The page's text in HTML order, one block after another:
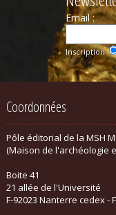
Email :
Inscription
Coordonnées
Pôle éditorial de la MSH
(Maison de l'archéologie
Boite 41
21 allée de l'Université
F-92023 Nanterre cedex -